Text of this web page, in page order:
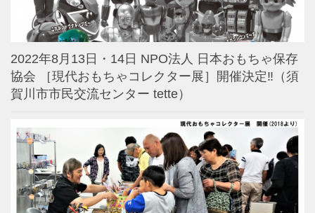
2022年8月13日・14日 NPO法人 日本おもちゃ保存
協会 ［現代おもちゃコレクター展］開催決定‼️（須
賀川市市民交流センター tette）